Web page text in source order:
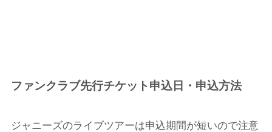
ファンクラブ先行チケット申込日・申込方法
ジャニーズのライブツアーは申込期間が短いので注意